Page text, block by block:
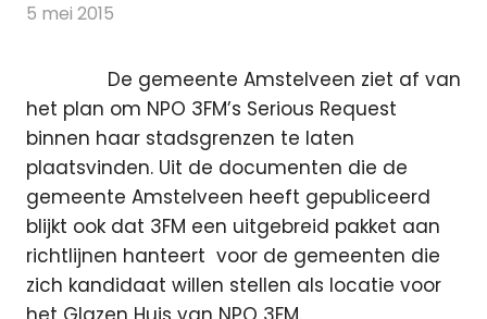
5 mei 2015
De gemeente Amstelveen ziet af van
het plan om NPO 3FM’s Serious Request
binnen haar stadsgrenzen te laten
plaatsvinden. Uit de documenten die de
gemeente Amstelveen heeft gepubliceerd
blijkt ook dat 3FM een uitgebreid pakket aan
richtlijnen hanteert voor de gemeenten die
zich kandidaat willen stellen als locatie voor